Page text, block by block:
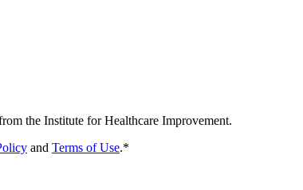
the Institute for Healthcare Improvement.
and Terms of Use.*